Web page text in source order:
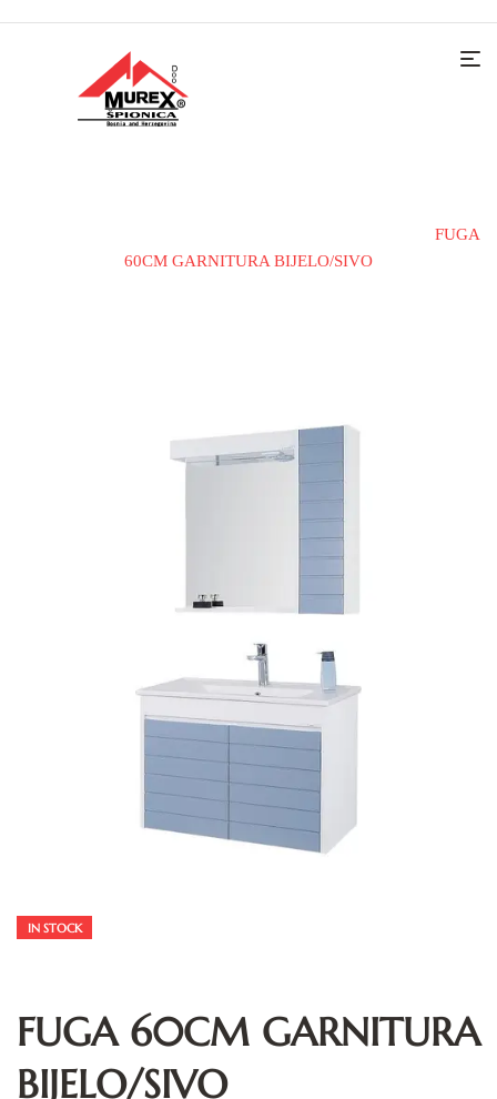
FUGA
60CM GARNITURA BIJELO/SIVO
IN STOCK
FUGA 60CM GARNITURA
BIJELO/SIVO